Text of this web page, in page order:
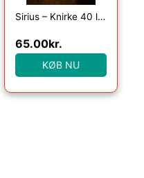
Sirius – Knirke 40 lys med timer, Klar/Grøn
65.00kr.
KØB NU